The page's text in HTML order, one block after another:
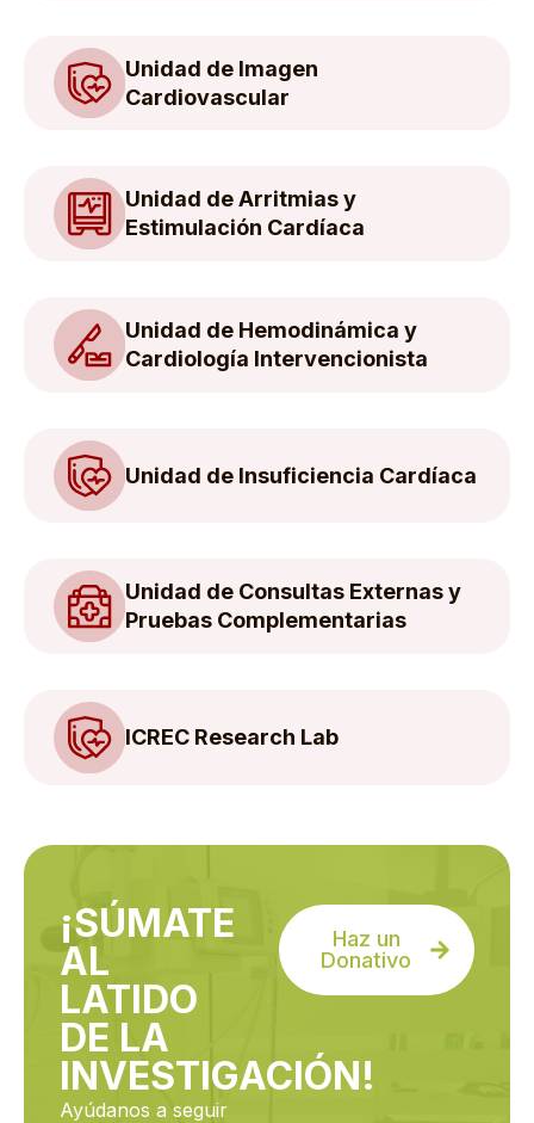
Unidad de Imagen
Cardiovascular
Unidad de Arritmias y
Estimulación Cardíaca
Unidad de Hemodinámica y
Cardiología Intervencionista
Unidad de Insuficiencia Cardíaca
Unidad de Consultas Externas y
Pruebas Complementarias
ICREC Research Lab
¡SÚMATE
AL
LATIDO
DE LA
INVESTIGACIÓN!
Ayúdanos a seguir
Haz un
Donativo